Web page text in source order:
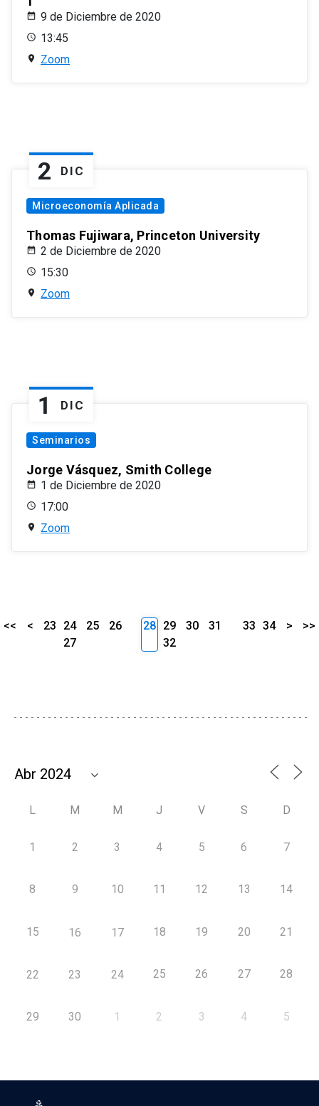
9 de Diciembre de 2020
13:45
Zoom
2 DIC
Microeconomía Aplicada
Thomas Fujiwara, Princeton University
2 de Diciembre de 2020
15:30
Zoom
1 DIC
Seminarios
Jorge Vásquez, Smith College
1 de Diciembre de 2020
17:00
Zoom
<< < 23 24 25
26
27
28 29 30
31
32
33 34 > >>
L M M J V S D
1 2 3 4 5 6 7
8 9 10 11 12 13 14
15 16 17 18 19 20 21
22 23 24 25 26 27 28
29 30 1 2 3 4 5